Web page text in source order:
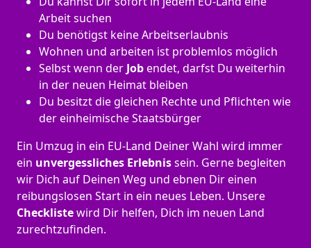
Arbeit suchen
Du benötigst keine Arbeitserlaubnis
Wohnen und arbeiten ist problemlos möglich
Selbst wenn der Jobendet, darfst Du weiterhin
in der neuen Heimat bleiben
Du besitzt die gleichen Rechte und Pflichten wie
der einheimische Staatsbürger
Ein Umzug in ein EU-Land Deiner Wahl wird immer
ein unvergessliches Erlebnissein. Gerne begleiten
wir Dich auf Deinen Weg und ebnen Dir einen
reibungslosen Start in ein neues Leben. Unsere
Checklistewird Dir helfen, Dich im neuen Land
zurechtzufinden.